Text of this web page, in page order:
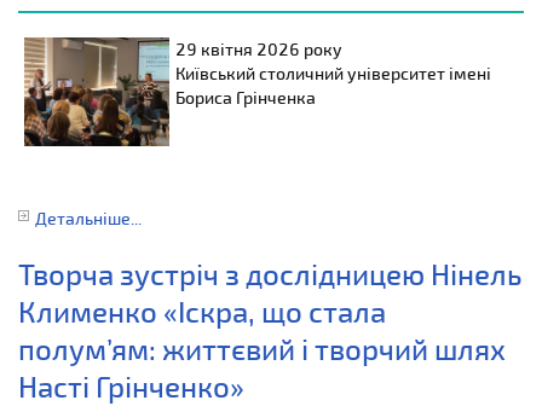
29 квітня 2026 року
Київський столичний університет імені
Бориса Грінченка
Детальніше...
Творча зустріч з дослідницею Нінель
Клименко «Іскра, що стала
полум’ям: життєвий і творчий шлях
Насті Грінченко»